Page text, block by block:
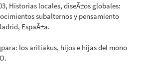
Historias locales, diseÃ±os globales:
subalternos y pensamiento
EspaÃ±a.
los aritiakus, hijos e hijas del mono